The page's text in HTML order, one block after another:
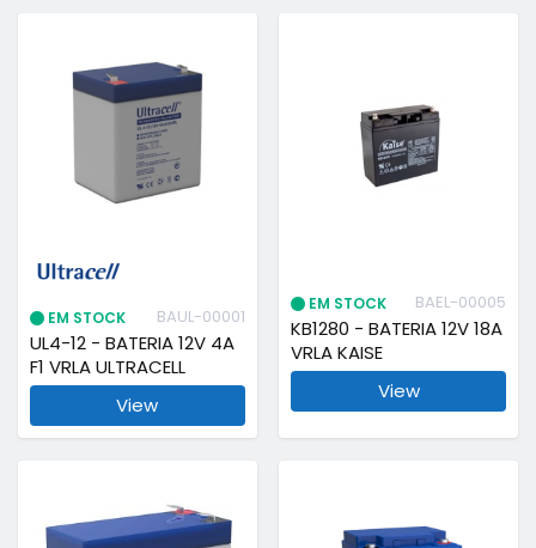
EM STOCK BAUL-00001
UL4-12 - BATERIA 12V 4A
F1 VRLA ULTRACELL
View
EM STOCK BAEL-00005
KB1280 - BATERIA 12V 18A
VRLA KAISE
View